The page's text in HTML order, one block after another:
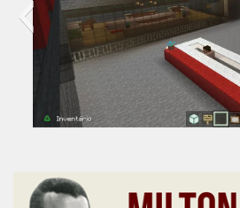
Cadernos do IEB
Catálogos
Estudos Brasileiros
Guia do IEB
Informe IEB
MarioScriptor